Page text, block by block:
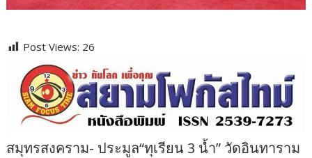
Post Views: 26
สมุทรสงคราม- ประมูล“ทุเรียน 3 น้ำ” วัดอินทาราม